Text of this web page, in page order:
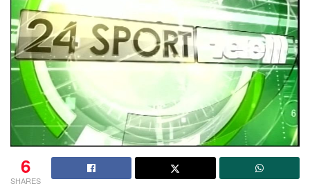
6
SHARES